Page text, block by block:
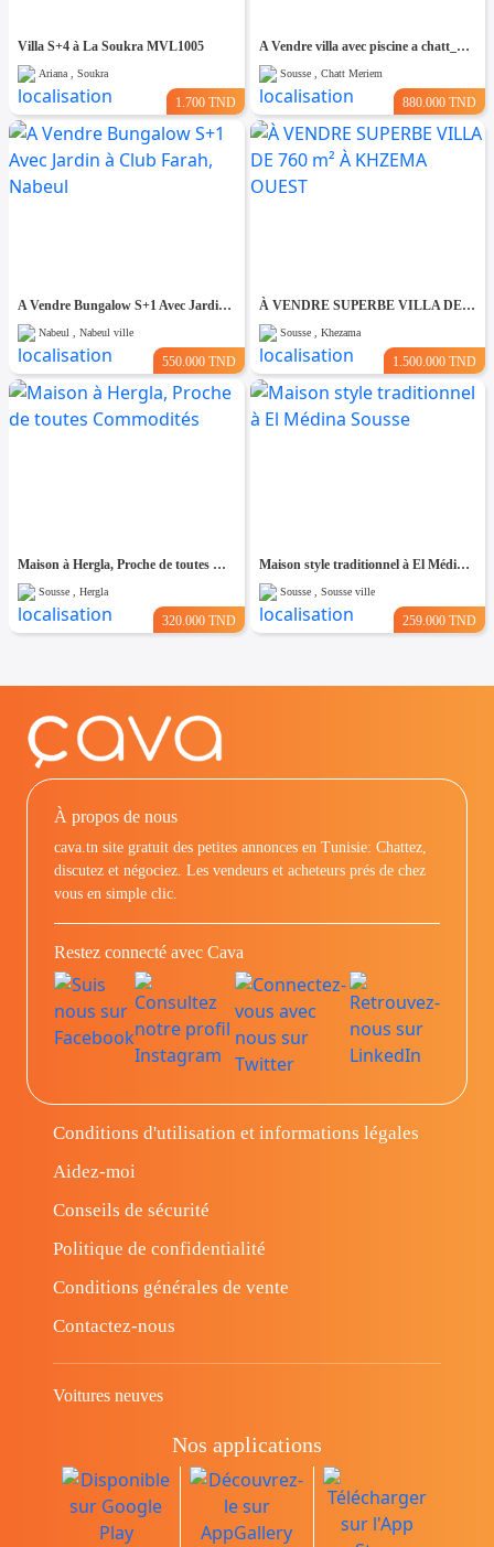
Villa S+4 à La Soukra MVL1005
Ariana , Soukra
1.700 TND
A Vendre villa avec piscine a chatt_mariem pré résidence Costa
Sousse , Chatt Meriem
880.000 TND
A Vendre Bungalow S+1 Avec Jardin à Club Farah, Nabeul
Nabeul , Nabeul ville
550.000 TND
À VENDRE SUPERBE VILLA DE 760 m² À KHZEMA OUEST
Sousse , Khezama
1.500.000 TND
Maison à Hergla, Proche de toutes Commodités
Sousse , Hergla
320.000 TND
Maison style traditionnel à El Médina Sousse
Sousse , Sousse ville
259.000 TND
À propos de nous
cava.tn site gratuit des petites annonces en Tunisie: Chattez,
discutez et négociez. Les vendeurs et acheteurs prés de chez
vous en simple clic.
Restez connecté avec Cava
Conditions d'utilisation et informations légales
Aidez-moi
Conseils de sécurité
Politique de confidentialité
Conditions générales de vente
Contactez-nous
Voitures neuves
Nos applications